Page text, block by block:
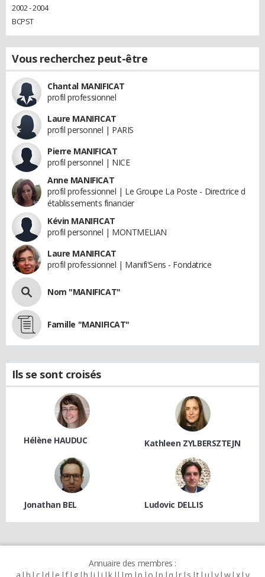
2002 - 2004
BCPST
Vous recherchez peut-être
Chantal MANIFICAT
profil professionnel
Laure MANIFICAT
profil personnel | PARIS
Pierre MANIFICAT
profil personnel | NICE
Anne MANIFICAT
profil professionnel | Le Groupe La Poste - Directrice d
établissements financier
Kévin MANIFICAT
profil personnel | MONTMELIAN
Laure MANIFICAT
profil professionnel | Manifi'Sens - Fondatrice
Nom "MANIFICAT"
Famille "MANIFICAT"
Ils se sont croisés
Hélène HAUDUC Kathleen ZYLBERSZTEJN
Jonathan BEL Ludovic DELLIS
Annuaire des membres :
a b c d e f g h i j k l m n o p q r s t u v w x y